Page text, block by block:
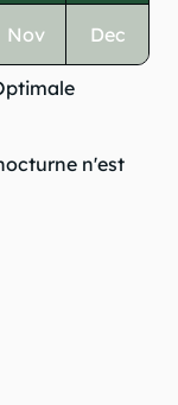
Nov Dec
n'est